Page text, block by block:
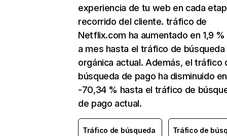
experiencia de tu web en cada
recorrido del cliente. tráfico de
Netflix.com ha aumentado en 1,9
a mes hasta el tráfico de búsqueda
orgánica actual. Además, el tráfico
búsqueda de pago ha disminuido en
-70,34 % hasta el tráfico de
de pago actual.
Tráfico de búsqueda
Tráfico de